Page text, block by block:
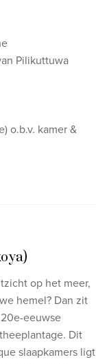
Pilikuttuwa
o.b.v. kamer &
op het meer,
hemel? Dan zit
eeuwse
Dit
slaapkamers ligt